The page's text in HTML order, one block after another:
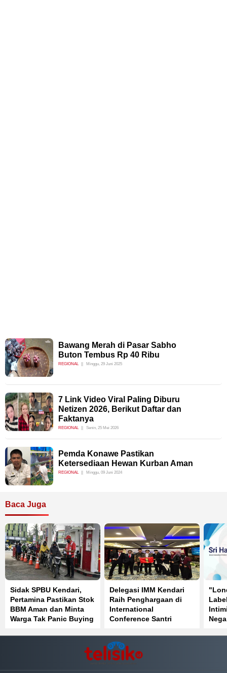
Bawang Merah di Pasar Sabho
Buton Tembus Rp 40 Ribu
REGIONAL Minggu, 29 Juni 2025
7 Link Video Viral Paling Diburu
Netizen 2026, Berikut Daftar dan
Faktanya
REGIONAL Senin, 25 Mei 2026
Pemda Konawe Pastikan
Ketersediaan Hewan Kurban Aman
REGIONAL Minggu, 09 Juni 2024
Baca Juga
Sidak SPBU Kendari,
Pertamina Pastikan Stok
BBM Aman dan Minta
Warga Tak Panic Buying
Delegasi IMM Kendari
Raih Penghargaan di
International
Conference Santri